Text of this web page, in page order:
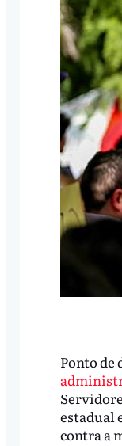
Ponto de
estadual
contra a